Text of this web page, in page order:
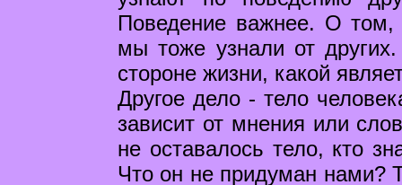
Поведение важнее. О том,
мы тоже узнали от
стороне жизни, какой
Другое дело - тело
зависит от мнения или
не оставалось тело, кто
Что он не придуман нами?